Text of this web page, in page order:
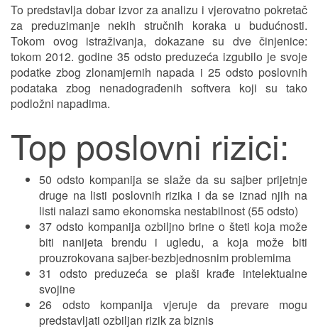
To predstavlja dobar izvor za analizu i vjerovatno pokretač
za preduzimanje nekih stručnih koraka u budućnosti.
Tokom ovog istraživanja, dokazane su dve činjenice:
tokom 2012. godine 35 odsto preduzeća izgubilo je svoje
podatke zbog zlonamjernih napada i 25 odsto poslovnih
podataka zbog nenadograđenih softvera koji su tako
podložni napadima.
Top poslovni rizici:
50 odsto kompanija se slaže da su sajber prijetnje
druge na listi poslovnih rizika i da se iznad njih na
listi nalazi samo ekonomska nestabilnost (55 odsto)
37 odsto kompanija ozbiljno brine o šteti koja može
biti nanijeta brendu i ugledu, a koja može biti
prouzrokovana sajber-bezbjednosnim problemima
31 odsto preduzeća se plaši krađe intelektualne
svojine
26 odsto kompanija vjeruje da prevare mogu
predstavljati ozbiljan rizik za biznis